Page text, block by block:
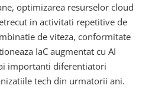
optimizarea resurselor cloud
in activitati repetitive de
de viteza, conformitate
IaC augmentat cu AI
importanti diferentiatori
tech din urmatorii ani.